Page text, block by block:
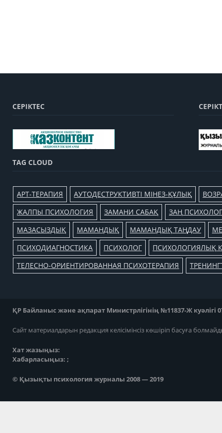
СЕРІКТЕС
TAG CLOUD
АРТ-ТЕРАПИЯ АУТОДЕСТРУКТИВТІ МІНЕЗ-ҚҰЛЫҚ
ЖАЛПЫ ПСИХОЛОГИЯ
ЗАМАНИ САБАҚ
ЗАҢ
МАЗАСЫЗДЫҚ
МАМАНДЫҚ МАМАНДЫҚ ТАҢДАУ
ПСИХОДИАГНОСТИКА
ПСИХОЛОГ
ПСИХОЛОГИЯЛЫҚ
ТЕЛЕСНО-ОРИЕНТИРОВАННАЯ ПСИХОТЕРАПИЯ
ҚР Байланыс және ақпарат Министрлігінің №11837-Ж куәлігі
Сайт материалдарын редакция келісімінсіз көшіріп басуға
Хат жазыңыз:
Хабарласыңыз: ;
© Қызықты психология журналы 2008 — 2019